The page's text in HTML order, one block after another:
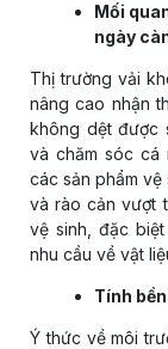
Mối
ngày
Thị trường vải
nâng cao nhận
không dệt được
và chăm sóc cá
các sản phẩm vệ
và rào cản vượt
vệ sinh, đặc
nhu cầu về vật
Tính
Ý thức về môi